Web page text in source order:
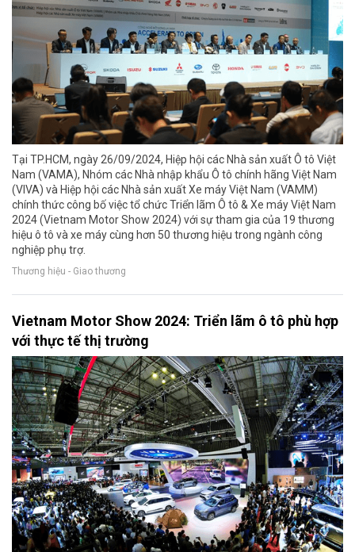
Tại TP.HCM, ngày 26/09/2024, Hiệp hội các Nhà sản xuất Ô tô Việt
Nam (VAMA), Nhóm các Nhà nhập khẩu Ô tô chính hãng Việt Nam
(VIVA) và Hiệp hội các Nhà sản xuất Xe máy Việt Nam (VAMM)
chính thức công bố việc tổ chức Triển lãm Ô tô & Xe máy Việt Nam
2024 (Vietnam Motor Show 2024) với sự tham gia của 19 thương
hiệu ô tô và xe máy cùng hơn 50 thương hiệu trong ngành công
nghiệp phụ trợ.
Thương hiệu - Giao thương
Vietnam Motor Show 2024: Triển lãm ô tô phù hợp
với thực tế thị trường